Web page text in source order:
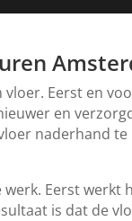
Eerst en
en
naderhand
Eerst werkt
is dat de